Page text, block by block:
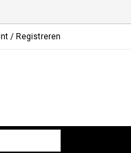
/ Registreren